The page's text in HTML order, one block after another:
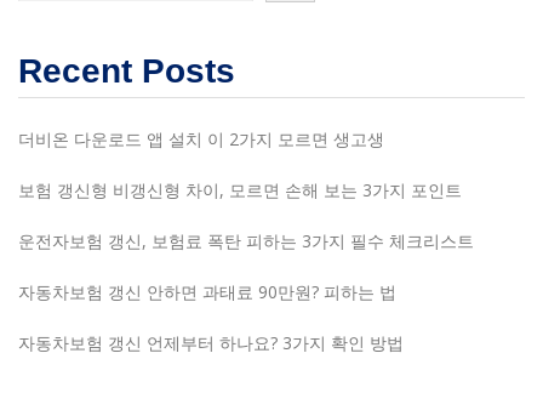
Recent Posts
더비온 다운로드 앱 설치 이 2가지 모르면 생고생
보험 갱신형 비갱신형 차이, 모르면 손해 보는 3가지 포인트
운전자보험 갱신, 보험료 폭탄 피하는 3가지 필수 체크리스트
자동차보험 갱신 안하면 과태료 90만원? 피하는 법
자동차보험 갱신 언제부터 하나요? 3가지 확인 방법